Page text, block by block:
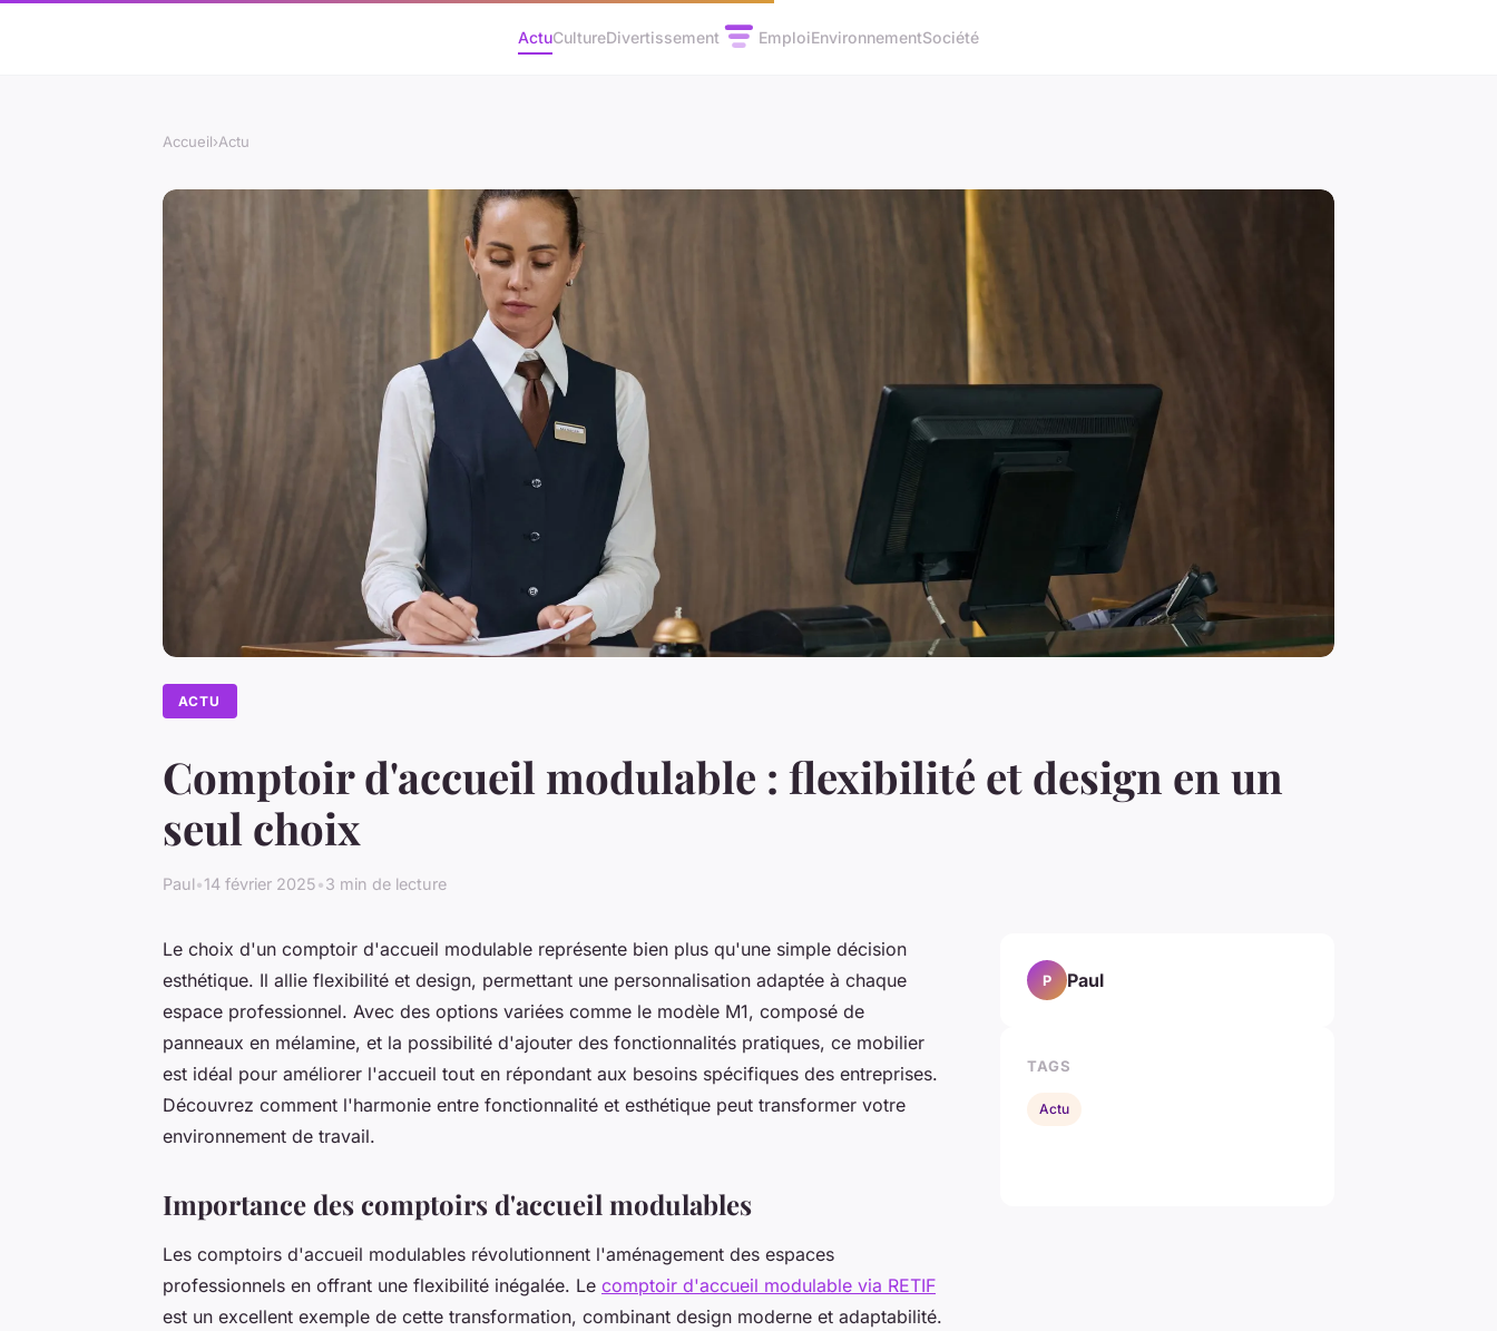
ActuCultureDivertissement EmploiEnvironnementSociété
Accueil›Actu
ACTU
Comptoir d'accueil modulable : flexibilité et design en un
seul choix
Paul•14 février 2025•3 min de lecture
Le choix d'un comptoir d'accueil modulable représente bien plus qu'une simple décision
esthétique. Il allie flexibilité et design, permettant une personnalisation adaptée à chaque
espace professionnel. Avec des options variées comme le modèle M1, composé de
panneaux en mélamine, et la possibilité d'ajouter des fonctionnalités pratiques, ce mobilier
est idéal pour améliorer l'accueil tout en répondant aux besoins spécifiques des entreprises.
Découvrez comment l'harmonie entre fonctionnalité et esthétique peut transformer votre
environnement de travail.
Importance des comptoirs d'accueil modulables
Les comptoirs d'accueil modulables révolutionnent l'aménagement des espaces
professionnels en offrant une flexibilité inégalée. Le comptoir d'accueil modulable via RETIF
est un excellent exemple de cette transformation, combinant design moderne et adaptabilité.
P Paul
TAGS
Actu